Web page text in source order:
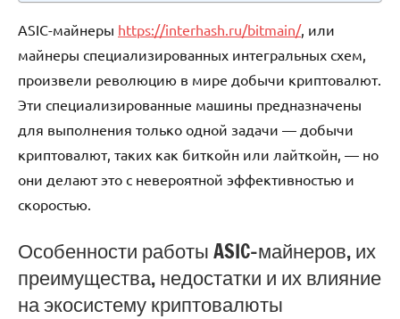
ASIC-майнеры https://interhash.ru/bitmain/, или
майнеры специализированных интегральных схем,
произвели революцию в мире добычи криптовалют.
Эти специализированные машины предназначены
для выполнения только одной задачи — добычи
криптовалют, таких как биткойн или лайткойн, — но
они делают это с невероятной эффективностью и
скоростью.
Особенности работы ASIC-майнеров, их
преимущества, недостатки и их влияние
на экосистему криптовалюты